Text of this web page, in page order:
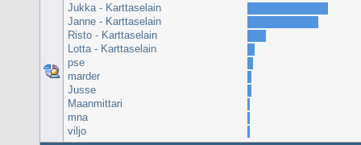
Jukka - Karttaselain
Janne - Karttaselain
Risto - Karttaselain
Lotta - Karttaselain
pse
marder
Jusse
Maanmittari
mna
viljo